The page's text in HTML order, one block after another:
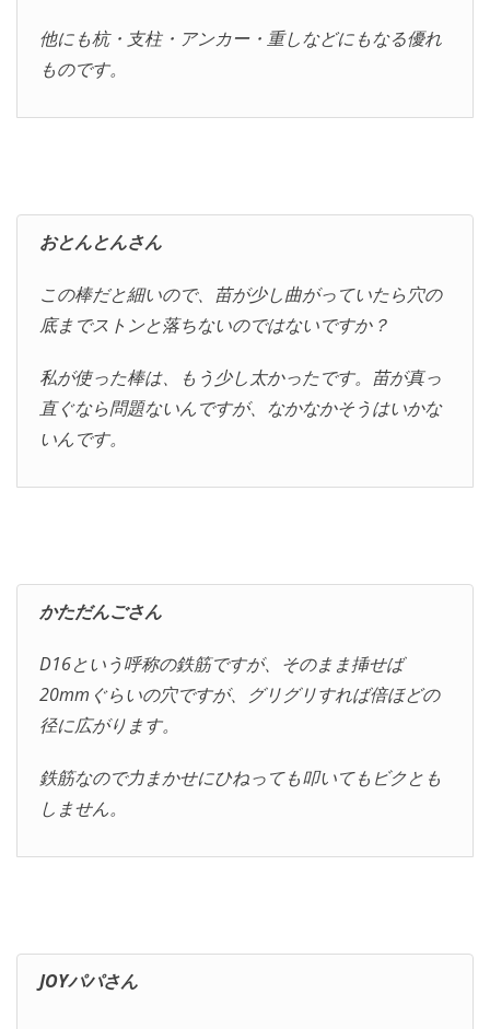
他にも杭・支柱・アンカー・重しなどにもなる優れ
ものです。
おとんとんさん
この棒だと細いので、苗が少し曲がっていたら穴の
底までストンと落ちないのではないですか？
私が使った棒は、もう少し太かったです。苗が真っ
直ぐなら問題ないんですが、なかなかそうはいかな
いんです。
かただんごさん
D16という呼称の鉄筋ですが、そのまま挿せば
20mmぐらいの穴ですが、グリグリすれば倍ほどの
径に広がります。
鉄筋なので力まかせにひねっても叩いてもビクとも
しません。
JOYパパさん